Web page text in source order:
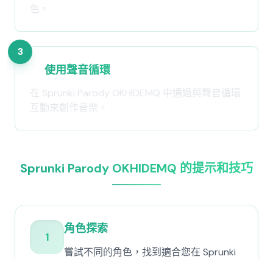
色。
3
使用聲音循環
在 Sprunki Parody OKHIDEMQ 中通過與聲音循環
互動來創作音樂。
Sprunki Parody OKHIDEMQ 的提示和技巧
1
角色探索
嘗試不同的角色，找到適合您在 Sprunki